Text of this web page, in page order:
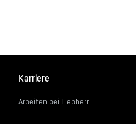
Karriere
Arbeiten bei Liebherr